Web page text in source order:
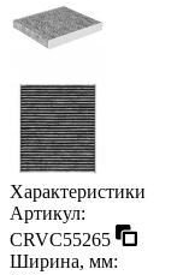
Характеристики
Артикул:
CRVC55265
Ширина, мм: